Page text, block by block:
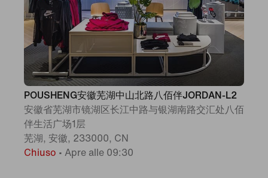
POUSHENG安徽芜湖中山北路八佰伴JORDAN-L2
安徽省芜湖市镜湖区长江中路与银湖南路交汇处八佰
伴生活广场1层
芜湖, 安徽, 233000, CN
Chiuso • Apre alle 09:30